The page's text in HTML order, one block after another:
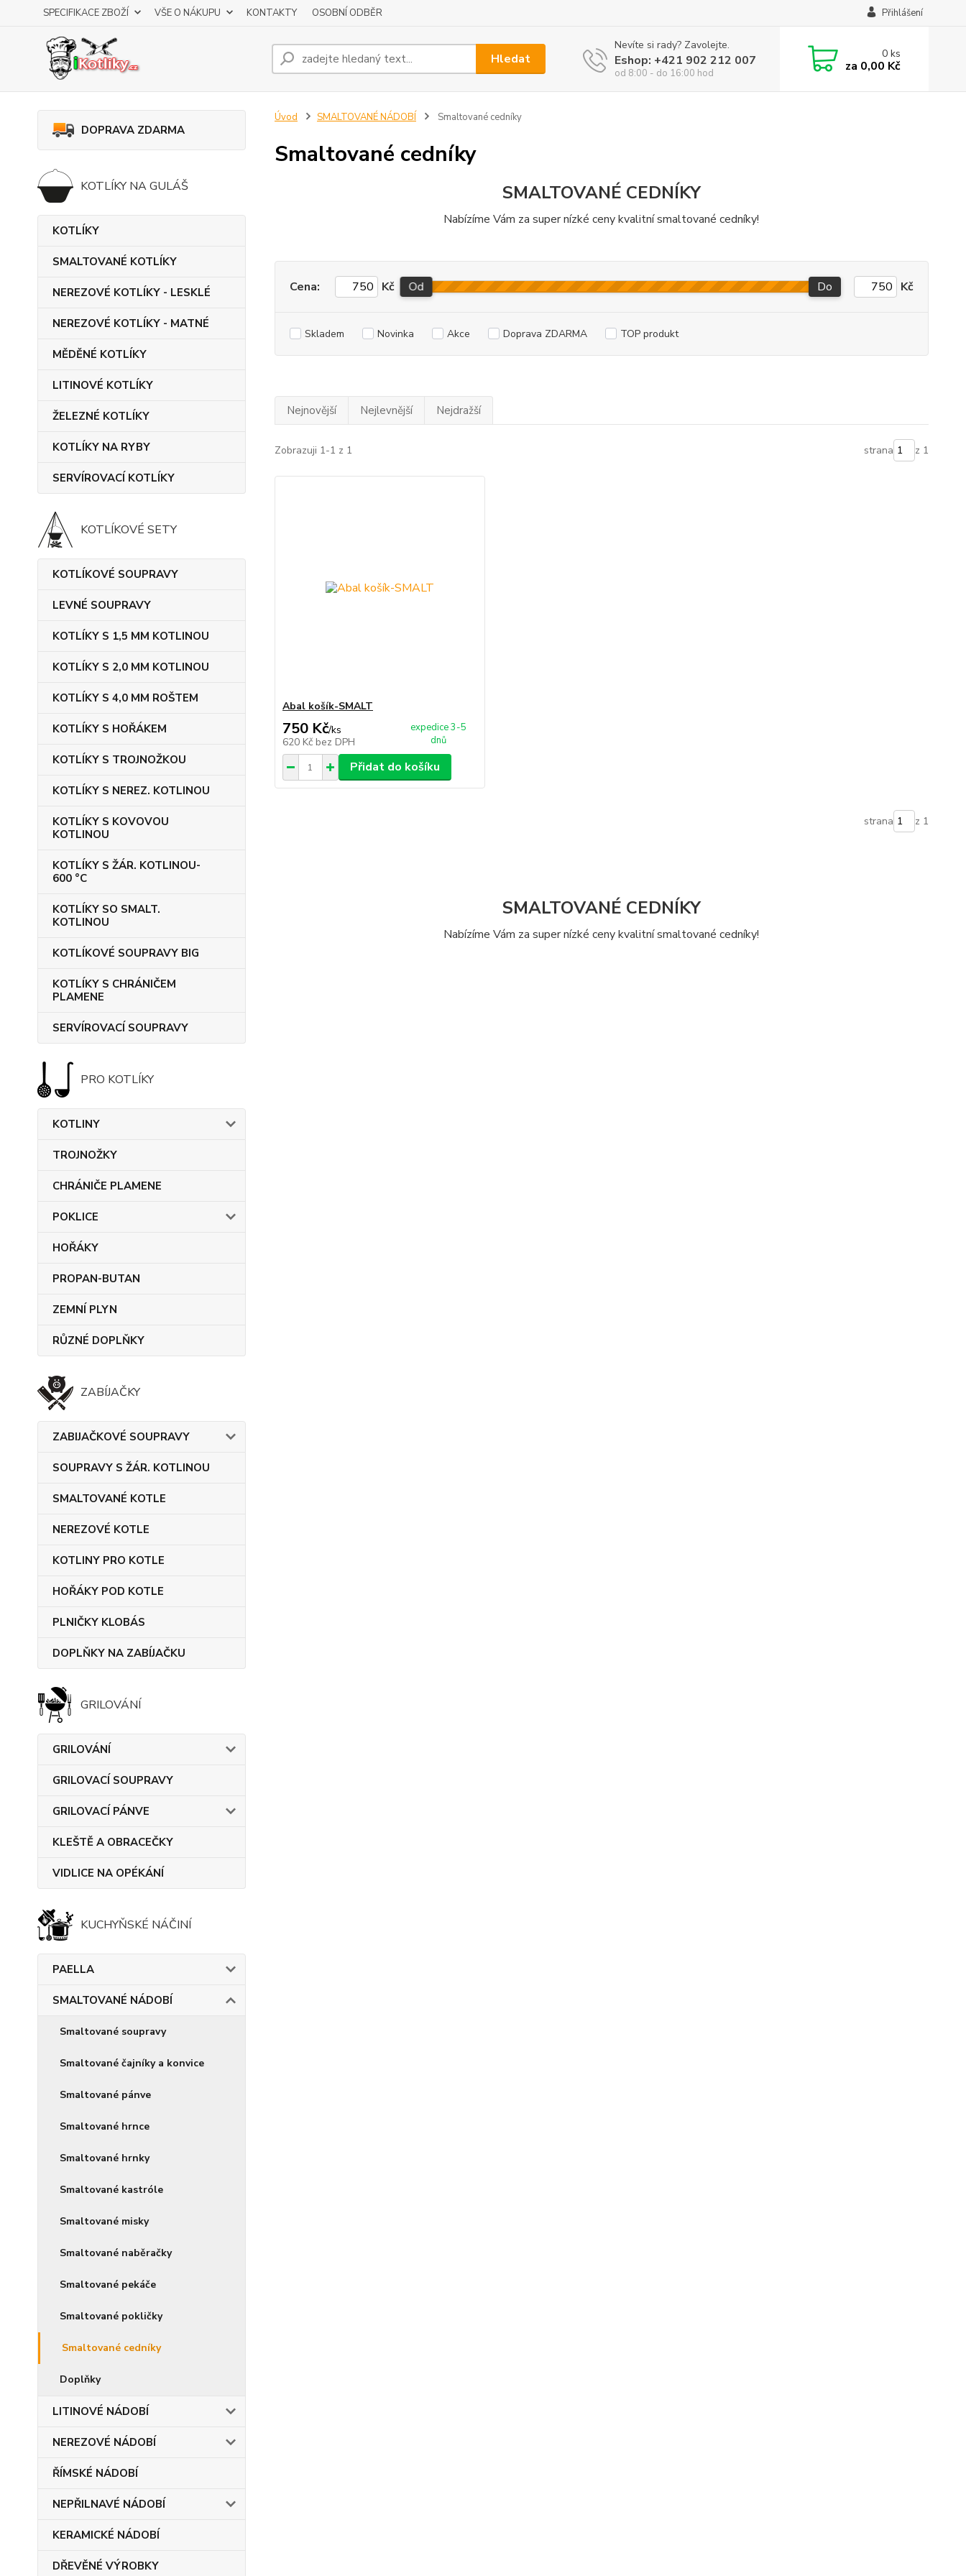
SPECIFIKACE ZBOŽÍ VŠE O NÁKUPU KONTAKTY OSOBNÍ ODBĚR Přihlášení
Hledat
Nevíte si rady? Zavolejte.
Eshop: +421 902 212 007
od 8:00 - do 16:00 hod
0ks
za 0,00 Kč
DOPRAVA ZDARMA
KOTLÍKY NA GULÁŠ
KOTLÍKY
SMALTOVANÉ KOTLÍKY
NEREZOVÉ KOTLÍKY - LESKLÉ
NEREZOVÉ KOTLÍKY - MATNÉ
MĚDĚNÉ KOTLÍKY
LITINOVÉ KOTLÍKY
ŽELEZNÉ KOTLÍKY
KOTLÍKY NA RYBY
SERVÍROVACÍ KOTLÍKY
KOTLÍKOVÉ SETY
KOTLÍKOVÉ SOUPRAVY
LEVNÉ SOUPRAVY
KOTLÍKY S 1,5 MM KOTLINOU
KOTLÍKY S 2,0 MM KOTLINOU
KOTLÍKY S 4,0 MM ROŠTEM
KOTLÍKY S HOŘÁKEM
KOTLÍKY S TROJNOŽKOU
KOTLÍKY S NEREZ. KOTLINOU
KOTLÍKY S KOVOVOU
KOTLINOU
KOTLÍKY S ŽÁR. KOTLINOU-
600 °C
KOTLÍKY SO SMALT.
KOTLINOU
KOTLÍKOVÉ SOUPRAVY BIG
KOTLÍKY S CHRÁNIČEM
PLAMENE
SERVÍROVACÍ SOUPRAVY
PRO KOTLÍKY
KOTLINY
TROJNOŽKY
CHRÁNIČE PLAMENE
POKLICE
HOŘÁKY
PROPAN-BUTAN
ZEMNÍ PLYN
RŮZNÉ DOPLŇKY
ZABÍJAČKY
ZABIJAČKOVÉ SOUPRAVY
SOUPRAVY S ŽÁR. KOTLINOU
SMALTOVANÉ KOTLE
NEREZOVÉ KOTLE
KOTLINY PRO KOTLE
HOŘÁKY POD KOTLE
PLNIČKY KLOBÁS
DOPLŇKY NA ZABÍJAČKU
GRILOVÁNÍ
GRILOVÁNÍ
GRILOVACÍ SOUPRAVY
GRILOVACÍ PÁNVE
KLEŠTĚ A OBRACEČKY
VIDLICE NA OPÉKÁNÍ
KUCHYŇSKÉ NÁČINÍ
PAELLA
SMALTOVANÉ NÁDOBÍ
Smaltované soupravy
Smaltované čajníky a konvice
Smaltované pánve
Smaltované hrnce
Smaltované hrnky
Smaltované kastróle
Smaltované misky
Smaltované naběračky
Smaltované pekáče
Smaltované pokličky
Smaltované cedníky
Doplňky
LITINOVÉ NÁDOBÍ
NEREZOVÉ NÁDOBÍ
ŘÍMSKÉ NÁDOBÍ
NEPŘILNAVÉ NÁDOBÍ
KERAMICKÉ NÁDOBÍ
DŘEVĚNÉ VÝROBKY
Úvod SMALTOVANÉ NÁDOBÍ Smaltované cedníky
Smaltované cedníky
SMALTOVANÉ CEDNÍKY
Nabízíme Vám za super nízké ceny kvalitní smaltované cedníky!
Cena: Kč Od Do Kč
Skladem Novinka Akce Doprava ZDARMA TOP produkt
Nejnovější Nejlevnější Nejdražší
Zobrazuji 1-1 z 1 strana z 1
Abal košík-SMALT
750 Kč/ks
620 Kč bez DPH
expedice 3-5
dnů
Přidat do košíku
strana z 1
SMALTOVANÉ CEDNÍKY
Nabízíme Vám za super nízké ceny kvalitní smaltované cedníky!